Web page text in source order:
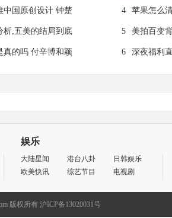
中国原创设计 钟楚
析,五美的结局到底
真的吗 付辛博和颖
4 苹果怎么
5 美拍百变
6 深夜福利
娱乐
大陆星闻 港台八卦
日韩娱乐
欧美快讯
综艺节目 电视剧
版权所有 沪ICP备13020031号